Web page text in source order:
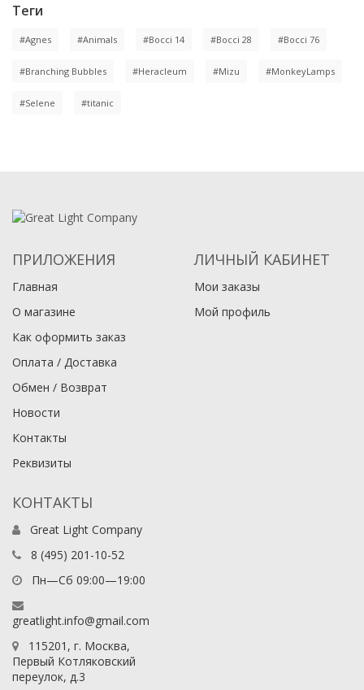
Теги
#Agnes #Animals #Bocci 14 #Bocci 28 #Bocci 76
#Branching Bubbles #Heracleum #Mizu #MonkeyLamps
#Selene #titanic
ПРИЛОЖЕНИЯ
Главная
О магазине
Как оформить заказ
Оплата / Доставка
Обмен / Возврат
Новости
Контакты
Реквизиты
ЛИЧНЫЙ КАБИНЕТ
Мои заказы
Мой профиль
КОНТАКТЫ
Great Light Company
8 (495) 201-10-52
Пн—Сб 09:00—19:00
greatlight.info@gmail.com
115201 , г. Москва,
Первый Котляковский
переулок, д.3